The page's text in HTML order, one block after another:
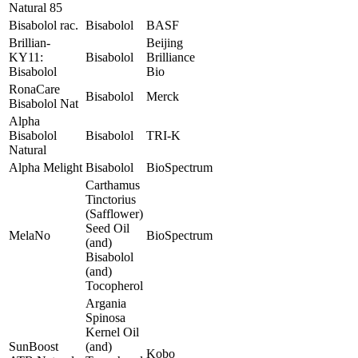
Natural 85
Bisabolol rac. Bisabolol
BASF
Brillian-
KY11:
Bisabolol
Bisabolol
Beijing
Brilliance
Bio
RonaCare
Bisabolol Nat
Bisabolol
Merck
Alpha
Bisabolol
Natural
Bisabolol TRI-K
Alpha Melight Bisabolol BioSpectrum
MelaNo
Carthamus
Tinctorius
(Safflower)
Seed Oil
(and)
Bisabolol
(and)
Tocopherol
BioSpectrum
SunBoost
Argania
Spinosa
Kernel Oil
(and)
Kobo